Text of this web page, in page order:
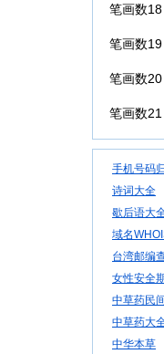
笔画数18
笔画数19
笔画数20
笔画数21
手机号码
诗词大全
歇后语大
域名
台湾邮编
女性安全
中草药民
中草药大
中华本草